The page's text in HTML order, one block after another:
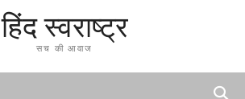
हिंद स्वराष्ट्र
सच की आवाज